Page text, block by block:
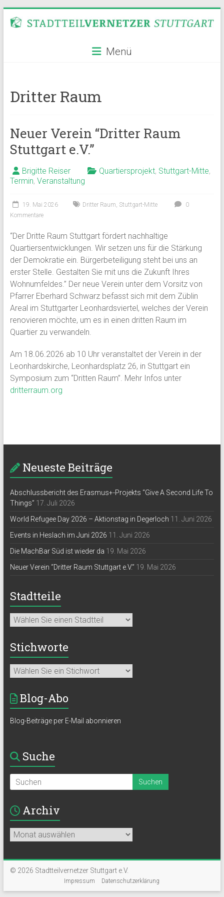
Inhalt
Stadtteilvernetzer
Menü
Dritter Raum
Neuer Verein “Dritter Raum
Stuttgart e.V.”
Brigitte Reiser Quartiersprojekt, Stuttgart-Mitte,
Termin, Veranstaltung
19. Mai 2026 Dritter Raum, Stuttgart-Mitte
0
Kommentare
“Der Dritte Raum Stuttgart fördert nachhaltige
Quartiersentwicklungen. Wir setzen uns für die Stärkung
der Demokratie ein. Bürgerbeteiligung steht bei uns an
erster Stelle. Gestalten Sie mit uns die Zukunft Ihres
Wohnumfeldes.” Der neue Verein unter dem Vorsitz von
Pfarrer Eberhard Schwarz befasst sich mit dem Züblin
Areal im Stuttgarter Leonhardsviertel, welches der Verein
renovieren möchte, um es in einen dritten Raum im
Quartier zu verwandeln.
Am 18.06.2026 ab 10 Uhr veranstaltet der Verein in der
Leonhardskirche, Leonhardsplatz 26, in Stuttgart ein
Symposium zum “Dritten Raum”. Mehr Infos unter
dritterraum.org
Neueste Beiträge
Abschlussbericht des Erasmus+-Projekts “Give A Second Life To
Things” 17. Juli 2026
World Refugee Day 2026 – Aktionstag in Degerloch 11. Juni 2026
Events in Heslach im Juni 2026 11. Juni 2026
Die MachBar Süd ist wieder da 19. Mai 2026
Neuer Verein “Dritter Raum Stuttgart e.V.” 19. Mai 2026
Stadtteile
Stichworte
Blog-Abo
Blog-Beiträge per E-Mail abonnieren
Suche
Archiv
Archiv
© 2026 Stadtteilvernetzer Stuttgart e.V.
Impressum Datenschutzerklärung